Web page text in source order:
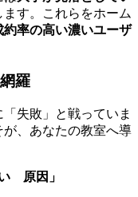
す。これらをホーム
約率の高い濃いユーザ
羅
失敗」と戦っていま
、あなたの教室へ導
原因」